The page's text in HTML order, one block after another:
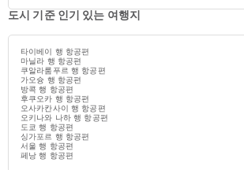
도시 기준 인기 있는 여행지
타이베이 행 항공편
마닐라 행 항공편
쿠알라룸푸르 행 항공편
가오슝 행 항공편
방콕 행 항공편
후쿠오카 행 항공편
오사카칸사이 행 항공편
오키나와 나하 행 항공편
도쿄 행 항공편
싱가포르 행 항공편
서울 행 항공편
페낭 행 항공편